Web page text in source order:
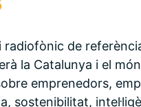
radiofònic de
la Catalunya i el
emprenedors,
sostenibilitat,